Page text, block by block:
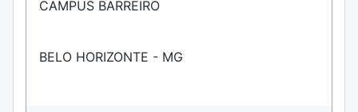
CAMPUS BARREIRO
BELO HORIZONTE - MG